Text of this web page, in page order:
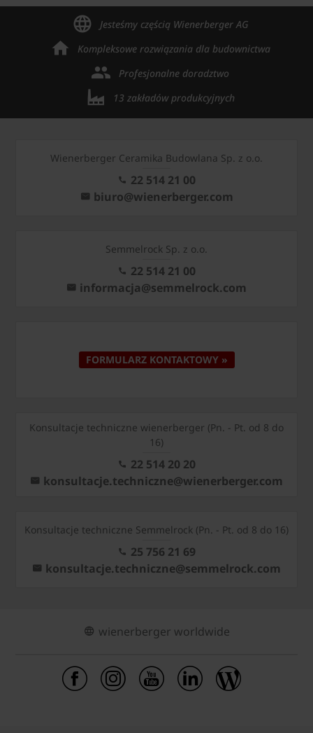
Jesteśmy częścią Wienerberger AG
Kompleksowe rozwiązania dla budownictwa
Profesjonalne doradztwo
13 zakładów produkcyjnych
Wienerberger Ceramika Budowlana Sp. z o.o.
22 514 21 00
biuro@wienerberger.com
Semmelrock Sp. z o.o.
22 514 21 00
informacja@semmelrock.com
FORMULARZ KONTAKTOWY »
Konsultacje techniczne wienerberger (Pn. - Pt. od 8 do
16)
22 514 20 20
konsultacje.techniczne@wienerberger.com
Konsultacje techniczne Semmelrock (Pn. - Pt. od 8 do 16)
25 756 21 69
konsultacje.techniczne@semmelrock.com
wienerberger worldwide